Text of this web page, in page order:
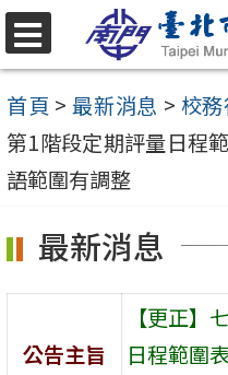
跳
至
主
要
內
區
選
單
首頁 > 最新消息 > 校
第1階段定期評量日程
語範圍有調整
最新消息
公告主旨
【更正】
日程範圍